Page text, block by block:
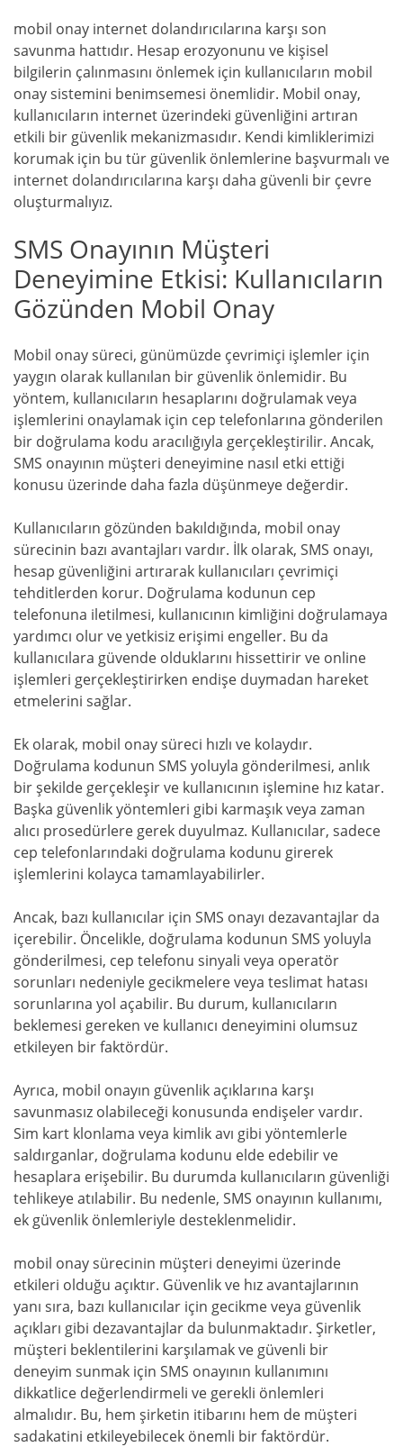
mobil onay internet dolandırıcılarına karşı son
savunma hattıdır. Hesap erozyonunu ve kişisel
bilgilerin çalınmasını önlemek için kullanıcıların mobil
onay sistemini benimsemesi önemlidir. Mobil onay,
kullanıcıların internet üzerindeki güvenliğini artıran
etkili bir güvenlik mekanizmasıdır. Kendi kimliklerimizi
korumak için bu tür güvenlik önlemlerine başvurmalı ve
internet dolandırıcılarına karşı daha güvenli bir çevre
oluşturmalıyız.
SMS Onayının Müşteri
Deneyimine Etkisi: Kullanıcıların
Gözünden Mobil Onay
Mobil onay süreci, günümüzde çevrimiçi işlemler için
yaygın olarak kullanılan bir güvenlik önlemidir. Bu
yöntem, kullanıcıların hesaplarını doğrulamak veya
işlemlerini onaylamak için cep telefonlarına gönderilen
bir doğrulama kodu aracılığıyla gerçekleştirilir. Ancak,
SMS onayının müşteri deneyimine nasıl etki ettiği
konusu üzerinde daha fazla düşünmeye değerdir.
Kullanıcıların gözünden bakıldığında, mobil onay
sürecinin bazı avantajları vardır. İlk olarak, SMS onayı,
hesap güvenliğini artırarak kullanıcıları çevrimiçi
tehditlerden korur. Doğrulama kodunun cep
telefonuna iletilmesi, kullanıcının kimliğini doğrulamaya
yardımcı olur ve yetkisiz erişimi engeller. Bu da
kullanıcılara güvende olduklarını hissettirir ve online
işlemleri gerçekleştirirken endişe duymadan hareket
etmelerini sağlar.
Ek olarak, mobil onay süreci hızlı ve kolaydır.
Doğrulama kodunun SMS yoluyla gönderilmesi, anlık
bir şekilde gerçekleşir ve kullanıcının işlemine hız katar.
Başka güvenlik yöntemleri gibi karmaşık veya zaman
alıcı prosedürlere gerek duyulmaz. Kullanıcılar, sadece
cep telefonlarındaki doğrulama kodunu girerek
işlemlerini kolayca tamamlayabilirler.
Ancak, bazı kullanıcılar için SMS onayı dezavantajlar da
içerebilir. Öncelikle, doğrulama kodunun SMS yoluyla
gönderilmesi, cep telefonu sinyali veya operatör
sorunları nedeniyle gecikmelere veya teslimat hatası
sorunlarına yol açabilir. Bu durum, kullanıcıların
beklemesi gereken ve kullanıcı deneyimini olumsuz
etkileyen bir faktördür.
Ayrıca, mobil onayın güvenlik açıklarına karşı
savunmasız olabileceği konusunda endişeler vardır.
Sim kart klonlama veya kimlik avı gibi yöntemlerle
saldırganlar, doğrulama kodunu elde edebilir ve
hesaplara erişebilir. Bu durumda kullanıcıların güvenliği
tehlikeye atılabilir. Bu nedenle, SMS onayının kullanımı,
ek güvenlik önlemleriyle desteklenmelidir.
mobil onay sürecinin müşteri deneyimi üzerinde
etkileri olduğu açıktır. Güvenlik ve hız avantajlarının
yanı sıra, bazı kullanıcılar için gecikme veya güvenlik
açıkları gibi dezavantajlar da bulunmaktadır. Şirketler,
müşteri beklentilerini karşılamak ve güvenli bir
deneyim sunmak için SMS onayının kullanımını
dikkatlice değerlendirmeli ve gerekli önlemleri
almalıdır. Bu, hem şirketin itibarını hem de müşteri
sadakatini etkileyebilecek önemli bir faktördür.